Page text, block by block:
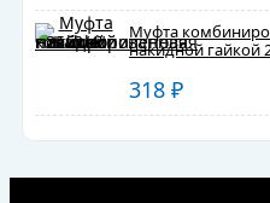
Муфта
накидной гайкой
318 ₽